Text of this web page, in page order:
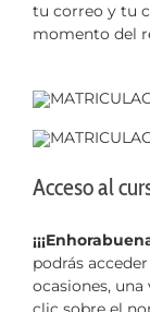
tu correo y tu
momento del
Acceso al
podrás
ocasiones,